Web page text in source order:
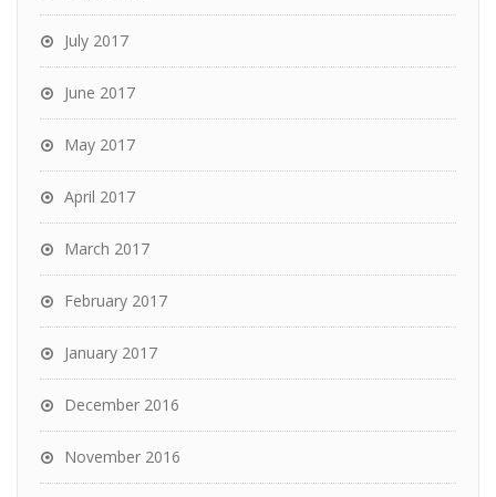
July 2017
June 2017
May 2017
April 2017
March 2017
February 2017
January 2017
December 2016
November 2016